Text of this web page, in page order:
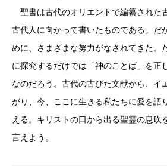
聖書は古代のオリエントで編纂された
古代人に向かって書いたものである。だ
めに、さまざまな努力がなされてきた。
に探究するだけでは「神のことば」を正
なのだろう。古代の古びた文献から、イ
がり、今、ここに生きる私たちに愛を語
える。キリストの口から出る聖霊の息吹
言えよう。